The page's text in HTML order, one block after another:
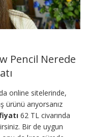
Pencil Nerede
online sitelerinde,
ürünü arıyorsanız
62 TL civarında
Bir de uygun